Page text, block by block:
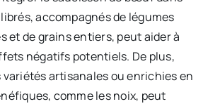
accompagnés de légumes
et de grains entiers, peut aider à
négatifs potentiels. De plus,
variétés artisanales ou enrichies en
comme les noix, peut